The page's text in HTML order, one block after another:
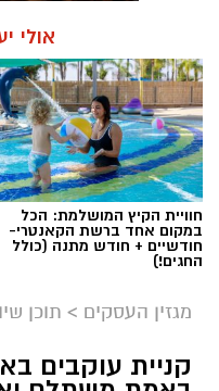
אולי
חוויית הקיץ המושלמת: הכל
במקום אחד ברשת הקאנטרי-
חודשיים + חודש מתנה (כולל
החגים!)
מגזין העסקים > תוכן
קניית עוקבים